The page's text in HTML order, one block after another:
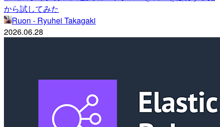
から試してみた
Ruon - Ryuhei Takagaki
2026.06.28